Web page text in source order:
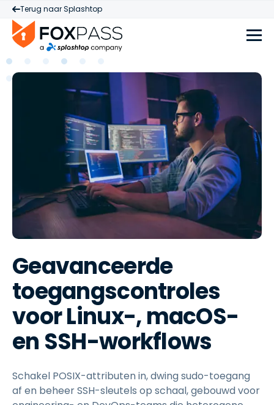
Terug naar Splashtop
Geavanceerde
toegangscontroles
voor Linux-, macOS-
en SSH-workflows
Schakel POSIX-attributen in, dwing sudo-toegang
af en beheer SSH-sleutels op schaal, gebouwd voor